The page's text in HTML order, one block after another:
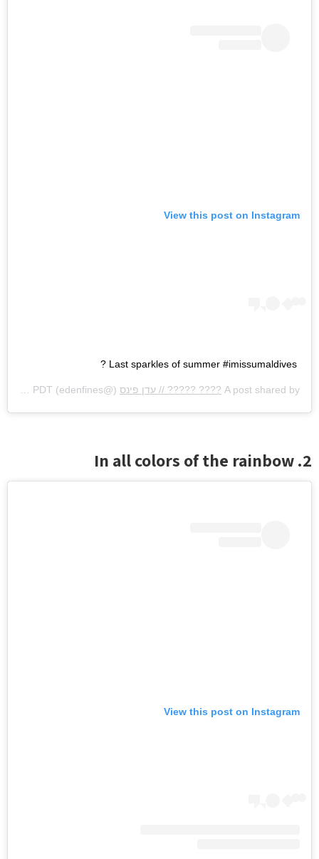
View this post on Instagram
Last sparkles of summer #imissumaldives ?
A post shared by ???? ????? // עדן פינס (@edenfines) on
Oct 30, 2020 at 12:31am PDT
2. In all colors of the rainbow
View this post on Instagram